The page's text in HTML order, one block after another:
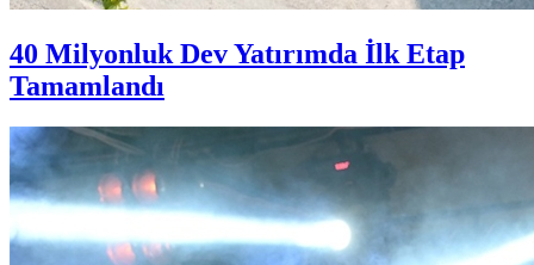
40 Milyonluk Dev Yatırımda İlk Etap
Tamamlandı